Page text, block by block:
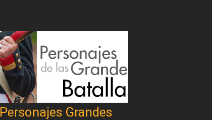
Personajes Grandes